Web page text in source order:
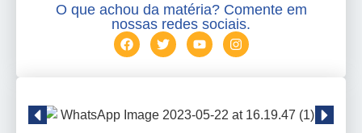
O que achou da matéria? Comente em
nossas redes sociais.